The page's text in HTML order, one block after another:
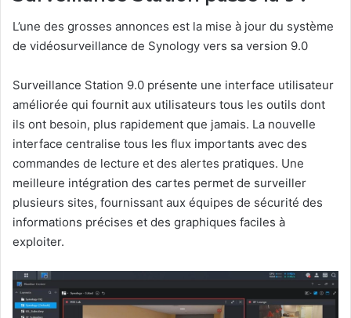
L’une des grosses annonces est la mise à jour du système
de vidéosurveillance de Synology vers sa version 9.0
Surveillance Station 9.0 présente une interface utilisateur
améliorée qui fournit aux utilisateurs tous les outils dont
ils ont besoin, plus rapidement que jamais. La nouvelle
interface centralise tous les flux importants avec des
commandes de lecture et des alertes pratiques. Une
meilleure intégration des cartes permet de surveiller
plusieurs sites, fournissant aux équipes de sécurité des
informations précises et des graphiques faciles à
exploiter.